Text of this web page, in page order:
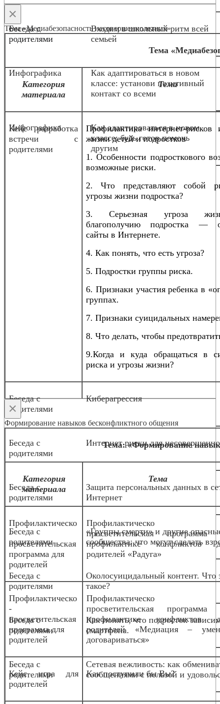
Беседа с
родителями
Входим в школьный ритм всей
семьей
Инфографика
Как адаптироваться в новом
классе: установи позитивный
контакт со всеми
Инфографика
Как адаптироваться в новом
классе: будь готов помочь
другим
×
Тема «Медиабезопасность несовершеннолетних»
Тема
Категория
материала
Тема
Кейс разработка
встречи с
родителями
Профилактика интернет-рисков
жизни детей и подростков
1. Особенности подросткового
возможные риски.
2. Что представляют собой
угрозы жизни подростка?
3. Серьезная угроза
благополучию подростка —
сайты в Интернете.
4. Как понять, что есть угроза?
5. Подростки группы риска.
6. Признаки участия ребенка в
группах.
7. Признаки суицидальных
8. Что делать, чтобы
9.Когда и куда обращаться в
риска и угрозы жизни?
Беседа с
родителями
Киберагрессия
Беседа с
родителями
Интернет риски для
Беседа с
родителями
Защита персональных данных в
Интернет
Беседа с
родителями
«Группы смерти» и другие
сообщества: что могут сделать
Беседа с
родителями
Околосуицидальный контент. Что
такое?
Беседа с
родителями
Как понять, что подросток
смартфона.
Беседа с
родителями
Сетевая вежливость: как
сообщениями с пользой и
×
Формирование навыков бесконфликтного общения
Тема: «Формирование
Категория
материала
Тема
Профилактическо
-
просветительская
программа для
родителей
просветительская программа
профилактике конфликтов
родителей «Радуга»
Профилактическо
-
просветительская
программа для
родителей
просветительская программа
профилактике конфликтов
родителей «Медиация –
договариваться»
Кейс игра для
родителей
Как поступили бы Вы?